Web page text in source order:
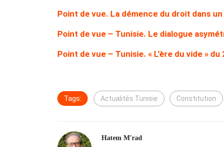
Point de vue. La démence du droit dans
Point de vue – Tunisie. Le dialogue
Point de vue – Tunisie. « L’ère du vide » du
Tags: Actualités Tunisie Constitution
Hatem M'rad